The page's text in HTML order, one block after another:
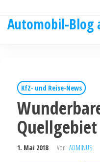
Automobil-Blog
KfZ- und Reise-News
1. Mai 2018 Von ADMINUS